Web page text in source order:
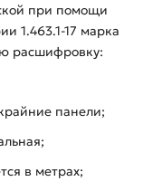
при помощи
1.463.1-17 марка
расшифровку:
панели;
в метрах;